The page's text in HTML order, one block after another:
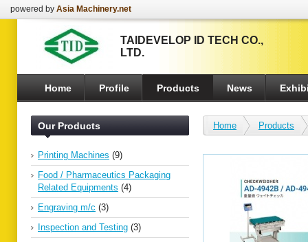
powered by Asia Machinery.net
TAIDEVELOP ID TECH CO.,
LTD.
Home Profile Products News
Our Products
Printing Machines (9)
Food / Pharmaceutics Packaging
Related Equipments (4)
Engraving m/c (3)
Inspection and Testing (3)
Home Products